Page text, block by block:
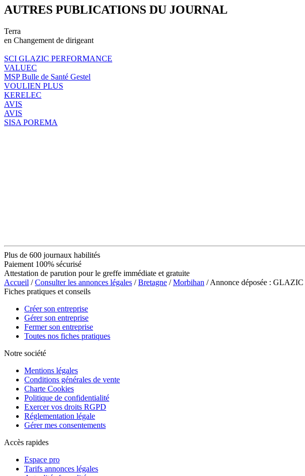
AUTRES PUBLICATIONS DU JOURNAL
Terra
en Changement de dirigeant
SCI GLAZIC PERFORMANCE
VALUEC
MSP Bulle de Santé Gestel
VOULIEN PLUS
KERELEC
AVIS
AVIS
SISA POREMA
Plus de 600 journaux habilités
Paiement 100% sécurisé
Attestation de parution pour le greffe immédiate et gratuite
Accueil /Consulter les annonces légales /Bretagne /Morbihan / Annonce déposée : GLAZIC
Fiches pratiques et conseils
Créer son entreprise
Gérer son entreprise
Fermer son entreprise
Toutes nos fiches pratiques
Notre société
Mentions légales
Conditions générales de vente
Charte Cookies
Politique de confidentialité
Exercer vos droits RGPD
Réglementation légale
Gérer mes consentements
Accès rapides
Espace pro
Tarifs annonces légales